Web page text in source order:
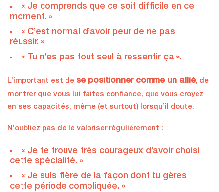
« Je comprends que ce soit difficile en ce
moment. »
« C’est normal d’avoir peur de ne pas
réussir. »
« Tu n’es pas tout seul à ressentir ça ».
L’important est de se positionner comme un allié, de
montrer que vous lui faites confiance, que vous croyez
en ses capacités, même (et surtout) lorsqu’il doute.
N’oubliez pas de le valoriser régulièrement :
« Je te trouve très courageux d’avoir choisi
cette spécialité. »
« Je suis fière de la façon dont tu gères
cette période compliquée. »